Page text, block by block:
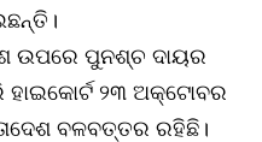
ଉପରେ ପୁନଶ୍ଚ ଦାୟର
ହାଇକୋର୍ଟ ୨୩ ଅକ୍ଟୋବର
ବଳବତ୍ତର ରହିଛି।